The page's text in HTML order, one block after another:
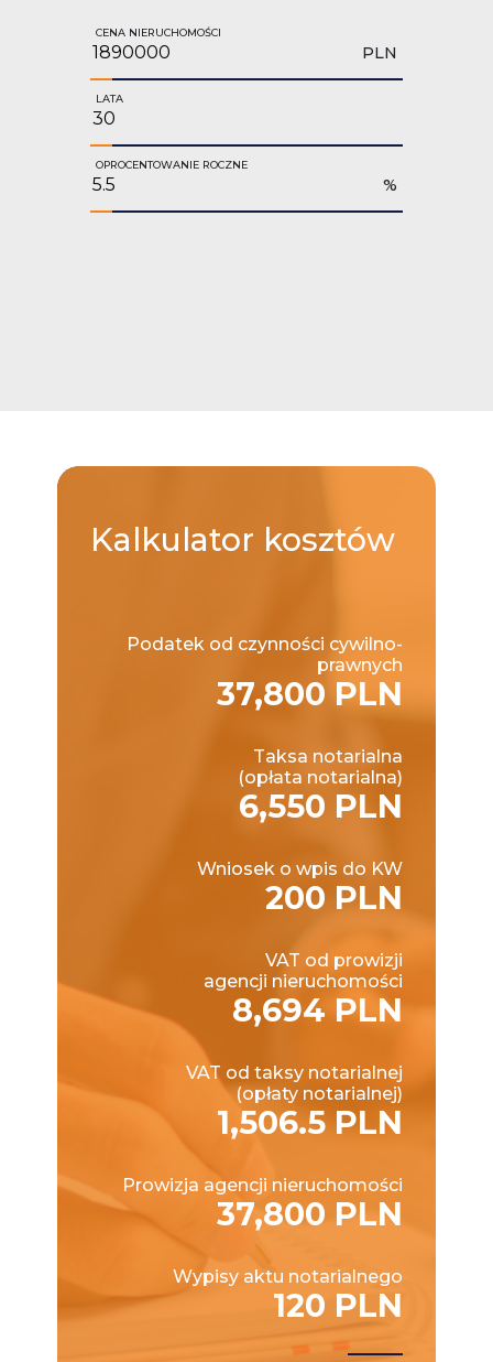
CENA NIERUCHOMOŚCI
PLN
LATA
OPROCENTOWANIE ROCZNE
%
Kalkulator kosztów
Podatek od czynności cywilno-
prawnych
37,800 PLN
Taksa notarialna
(opłata notarialna)
6,550 PLN
Wniosek o wpis do KW
200 PLN
VAT od prowizji
agencji nieruchomości
8,694 PLN
VAT od taksy notarialnej
(opłaty notarialnej)
1,506.5 PLN
Prowizja agencji nieruchomości
37,800 PLN
Wypisy aktu notarialnego
120 PLN